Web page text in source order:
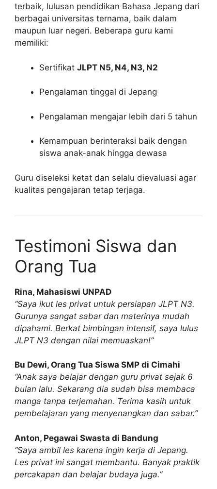
terbaik, lulusan pendidikan Bahasa Jepang dari
berbagai universitas ternama, baik dalam
maupun luar negeri. Beberapa guru kami
memiliki:
Sertifikat JLPT N5, N4, N3, N2
Pengalaman tinggal di Jepang
Pengalaman mengajar lebih dari 5 tahun
Kemampuan berinteraksi baik dengan
siswa anak-anak hingga dewasa
Guru diseleksi ketat dan selalu dievaluasi agar
kualitas pengajaran tetap terjaga.
Testimoni Siswa dan
Orang Tua
Rina, Mahasiswi UNPAD
“Saya ikut les privat untuk persiapan JLPT N3.
Gurunya sangat sabar dan materinya mudah
dipahami. Berkat bimbingan intensif, saya lulus
JLPT N3 dengan nilai memuaskan!”
Bu Dewi, Orang Tua Siswa SMP di Cimahi
“Anak saya belajar dengan guru privat sejak 6
bulan lalu. Sekarang dia sudah bisa membaca
manga tanpa terjemahan. Terima kasih untuk
pembelajaran yang menyenangkan dan sabar.”
Anton, Pegawai Swasta di Bandung
“Saya ambil les karena ingin kerja di Jepang.
Les privat ini sangat membantu. Banyak praktik
percakapan dan belajar budaya juga.”